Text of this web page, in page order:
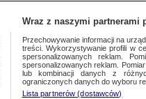
Wraz z naszymi partnerami
Przechowywanie informacji na
treści. Wykorzystywanie profili w
spersonalizowanych reklam.
spersonalizowanych reklam.
lub kombinacji danych z
ograniczonych danych do wyboru
Lista partnerów (dostawców)